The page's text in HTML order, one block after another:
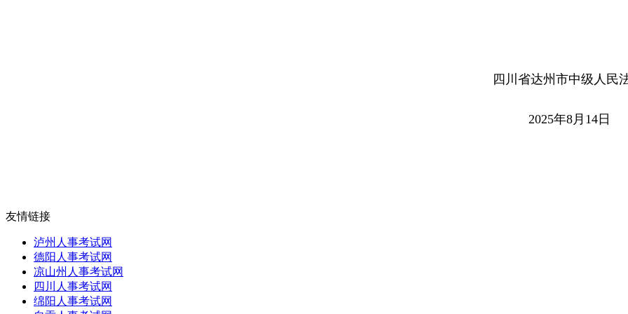
四川省达州市中级人民法
2025年8月14日
友情链接
泸州人事考试网
德阳人事考试网
凉山州人事考试网
四川人事考试网
绵阳人事考试网